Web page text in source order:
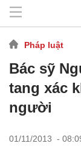
Pháp luật
Bác sỹ
tang xác
người
01/11/2013 -